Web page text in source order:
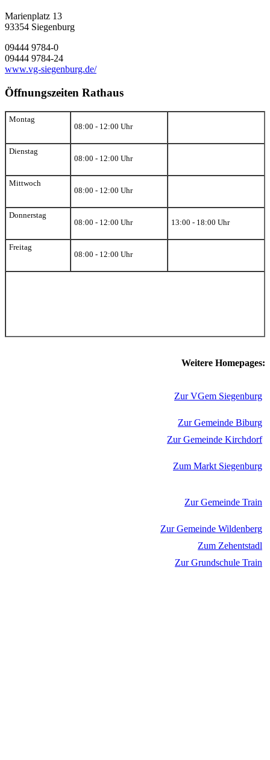
Marienplatz 13
93354 Siegenburg
09444 9784-0
09444 9784-24
www.vg-siegenburg.de/
Öffnungszeiten Rathaus
Montag
08:00 - 12:00 Uhr
Dienstag
08:00 - 12:00 Uhr
Mittwoch
08:00 - 12:00 Uhr
Donnerstag
08:00 - 12:00 Uhr
13:00 - 18:00 Uhr
Freitag
08:00 - 12:00 Uhr
Weitere Homepages:
Zur VGem Siegenburg
Zur Gemeinde Biburg
Zur Gemeinde Kirchdorf
Zum Markt Siegenburg
Zur Gemeinde Train
Zur Gemeinde Wildenberg
Zum Zehentstadl
Zur Grundschule Train